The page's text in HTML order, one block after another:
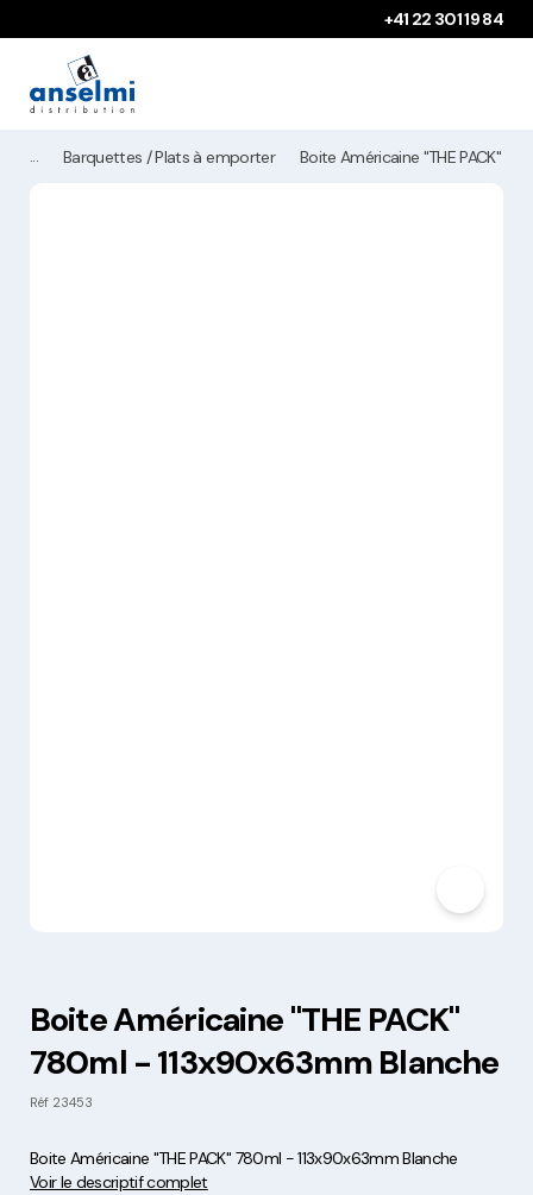
+41 22 301 19 84
Barquettes / Plats à emporter Boite Américaine "THE PACK"
Boite Américaine "THE PACK"
780ml - 113x90x63mm Blanche
Réf 23453
Boite Américaine "THE PACK" 780ml - 113x90x63mm Blanche
Voir le descriptif complet